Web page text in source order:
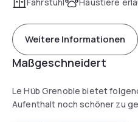
Weitere Informationen
Maßgeschneidert
Le Hüb Grenoble bietet
Aufenthalt noch schöner zu